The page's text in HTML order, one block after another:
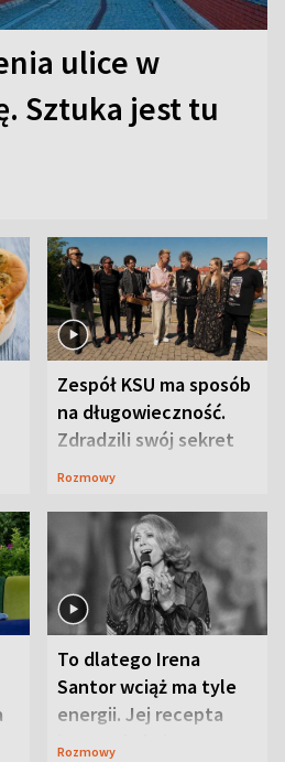
ulice w
Sztuka jest tu
Zespół KSU ma sposób
na długowieczność.
Zdradzili swój sekret
Rozmowy
To dlatego Irena
Santor wciąż ma tyle
energii. Jej recepta
jest zaskakująco
Rozmowy